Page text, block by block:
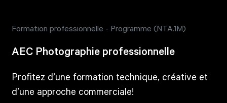
Formation professionnelle - Programme (NTA.1M)
AEC Photographie professionnelle
Profitez d’une formation technique, créative et
d’une approche commerciale!